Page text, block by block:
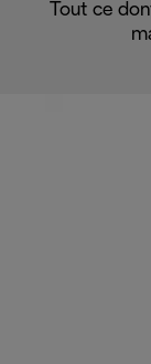
Tout ce